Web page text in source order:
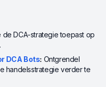
de DCA-strategie toepast op
DCA Bots: Ontgrendel
handelsstrategie verder te